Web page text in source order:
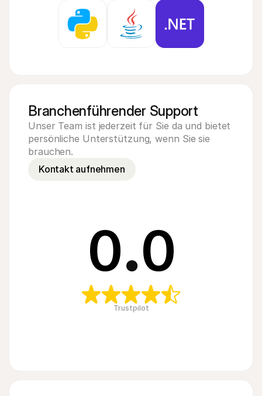
Branchenführender Support
Unser Team ist jederzeit für Sie da und bietet
persönliche Unterstützung, wenn Sie sie
brauchen.
Kontakt aufnehmen
0.0
Trustpilot